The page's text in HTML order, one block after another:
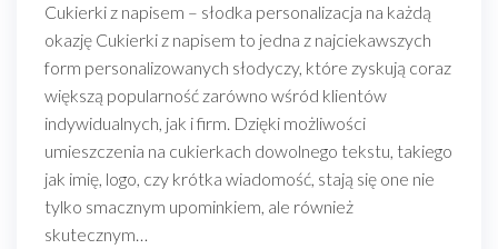
Cukierki z napisem – słodka personalizacja na każdą
okazję Cukierki z napisem to jedna z najciekawszych
form personalizowanych słodyczy, które zyskują coraz
większą popularność zarówno wśród klientów
indywidualnych, jak i firm. Dzięki możliwości
umieszczenia na cukierkach dowolnego tekstu, takiego
jak imię, logo, czy krótka wiadomość, stają się one nie
tylko smacznym upominkiem, ale również
skutecznym…